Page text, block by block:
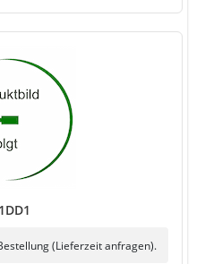
(Lieferzeit anfragen).